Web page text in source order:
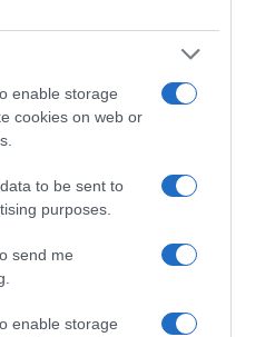
enable storage
cookies on web or
to be sent to
purposes.
send me
enable storage